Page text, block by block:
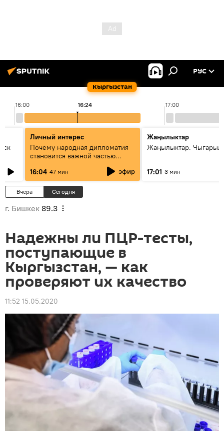
Кыргызстан
РУС
16:00 17:00
16:24
Личный интерес
Почему народная дипломатия
становится важной частью
сотрудничества
16:04 47 мин эфир
Жаңылыктар
Жаңылыктар.
17:01 3 мин
Вчера Сегодня
г. Бишкек 89.3
Надежны ли ПЦР-тесты,
поступающие в
Кыргызстан, — как
проверяют их качество
11:52 15.05.2020